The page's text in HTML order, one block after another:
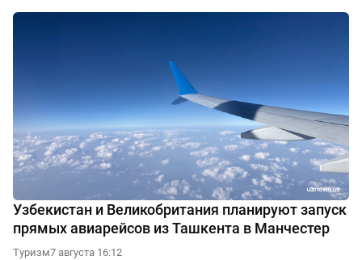
Узбекистан и Великобритания планируют запуск
прямых авиарейсов из Ташкента в Манчестер
Туризм7 августа 16:12